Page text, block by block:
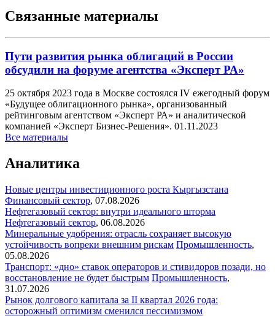
Связанные материалы
Пути развития рынка облигаций в России
обсудили на форуме агентства «Эксперт РА»
25 октября 2023 года в Москве состоялся IV ежегодный форум
«Будущее облигационного рынка», организованный
рейтинговым агентством «Эксперт РА» и аналитической
компанией «Эксперт Бизнес-Решения». 01.11.2023
Все материалы
Аналитика
Новые центры инвестиционного роста Кыргызстана
Финансовый сектор, 07.08.2026
Нефтегазовый сектор: внутри идеального шторма
Нефтегазовый сектор, 06.08.2026
Минеральные удобрения: отрасль сохраняет высокую
устойчивость вопреки внешним рискам Промышленность,
05.08.2026
Транспорт: «дно» ставок операторов и стивидоров позади, но
восстановление не будет быстрым Промышленность,
31.07.2026
Рынок долгового капитала за II квартал 2026 года:
осторожный оптимизм сменился пессимизмом